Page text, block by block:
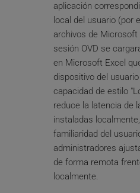
aplicación
local del usuario (por
archivos de Microsoft
sesión OVD se
en Microsoft Excel
dispositivo del
capacidad de estilo
reduce la latencia de
instaladas
familiaridad del
administradores
de forma remota
localmente.